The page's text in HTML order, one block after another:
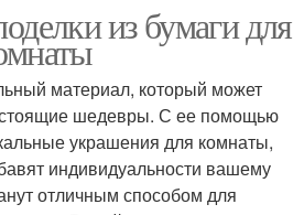
из бумаги для
материал, который может
шедевры. С ее помощью
украшения для комнаты,
индивидуальности вашему
отличным способом для